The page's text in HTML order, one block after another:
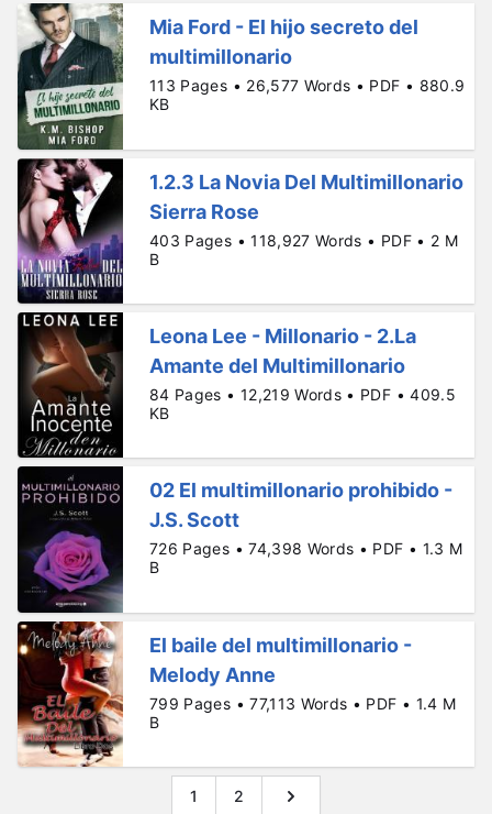
Mia Ford - El hijo secreto del
multimillonario
113 Pages • 26,577 Words • PDF • 880.9
KB
1.2.3 La Novia Del Multimillonario
Sierra Rose
403 Pages • 118,927 Words • PDF • 2 M
B
Leona Lee - Millonario - 2.La
Amante del Multimillonario
84 Pages • 12,219 Words • PDF • 409.5
KB
02 El multimillonario prohibido -
J.S. Scott
726 Pages • 74,398 Words • PDF • 1.3 M
B
El baile del multimillonario -
Melody Anne
799 Pages • 77,113 Words • PDF • 1.4 M
B
1 2